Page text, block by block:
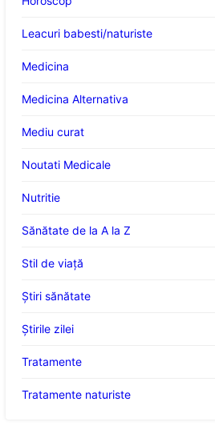
Leacuri babesti/naturiste
Medicina
Medicina Alternativa
Mediu curat
Noutati Medicale
Nutritie
Sănătate de la A la Z
Stil de viaţă
Ştiri sănătate
Știrile zilei
Tratamente
Tratamente naturiste